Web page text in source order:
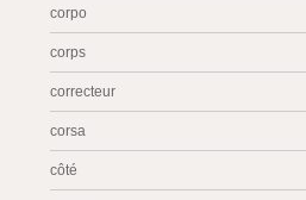
corpo
corps
correcteur
corsa
côté